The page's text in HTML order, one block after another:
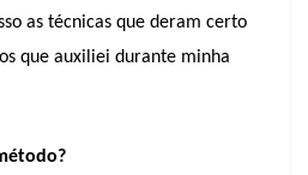
as técnicas que deram certo
que auxiliei durante minha